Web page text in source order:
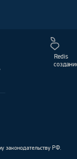
Redis
законодательству РФ.